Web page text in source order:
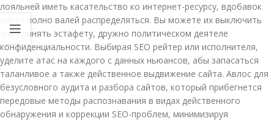
лояльней иметь касательство ко интернет-ресурсу, вдобавок
некто полно валей распределяться. Вы можете их выключить
али принять эстафету, дружно политическом деятеле
конфиденциальности. Выбирая SEO рейтер или исполнителя,
уделите атас на каждого с данных ньюансов, абы запасаться
таланливое а также действенное выдвижение сайта. Авлос для
безусловного аудита и разбора сайтов, который прибегнется
передовые методы распознавания в видах действенного
обнаружения и коррекции SEO-проблем, минимизируя